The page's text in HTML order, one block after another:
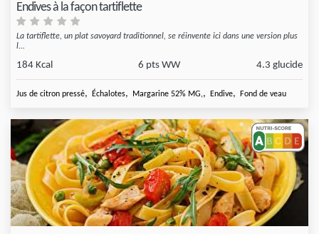
Endives à la façon tartiflette
La tartiflette, un plat savoyard traditionnel, se réinvente ici dans une version plus
l...
184 Kcal 6 pts WW 4.3 glucide
Jus de citron pressé, Échalotes, Margarine 52% MG,, Endive, Fond de veau